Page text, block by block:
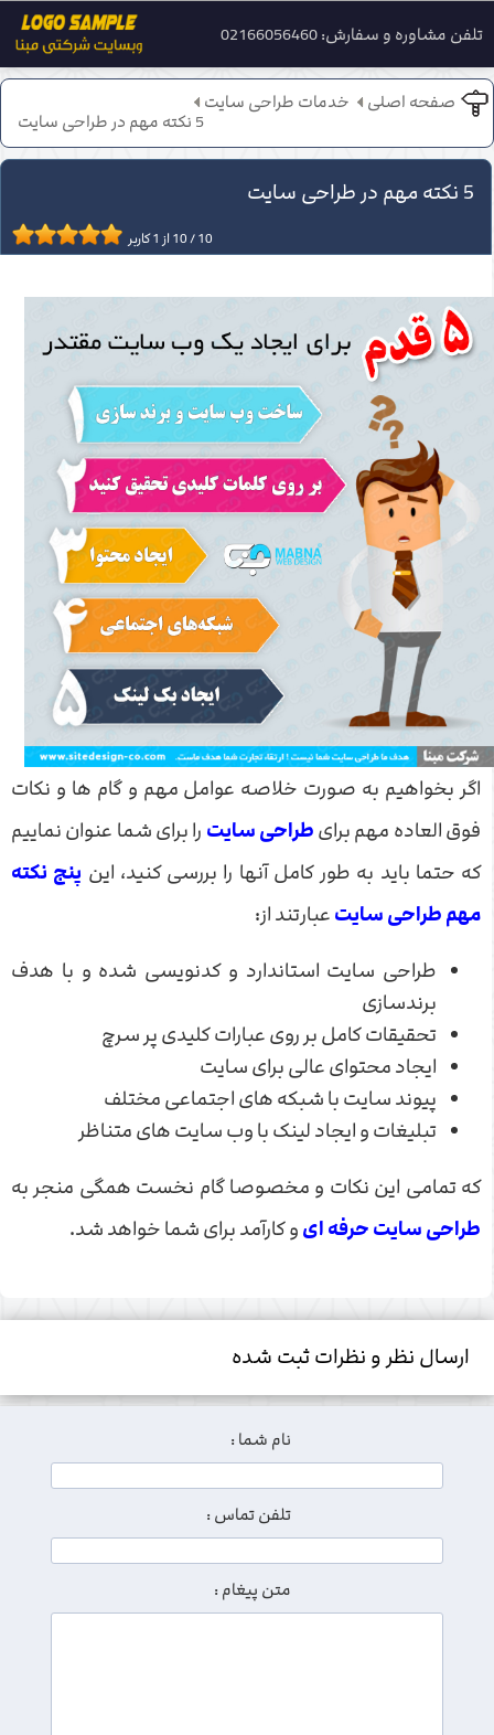
صفحه اصلی
خدمات طراحی سایت
5 نکته مهم در طراحی سایت
5 نکته مهم در طراحی سایت
10/10 از 1کاربر
اگر بخواهیم به صورت خلاصه عوامل مهم و گام ها و نکات
فوق العاده مهم برایطراحی سایت را برای شما عنوان نماییم
که حتما باید به طور کامل آنها را بررسی کنید، این پنج نکته
مهم طراحی سایتعبارتند از:
طراحی سایت استاندارد و کدنویسی شده و با هدف
برندسازی
تحقیقات کامل بر روی عبارات کلیدی پر سرچ
ایجاد محتوای عالی برای سایت
پیوند سایت با شبکه های اجتماعی مختلف
تبلیغات و ایجاد لینک با وب سایت های متناظر
که تمامی این نکات و مخصوصا گام نخست همگی منجر به
طراحی سایت حرفه ایو کارآمد برای شما خواهد شد.
ارسال نظر و نظرات ثبت شده
نام شما :
تلفن تماس :
متن پیغام :
تلفن مشاوره و سفارش: 02166056460